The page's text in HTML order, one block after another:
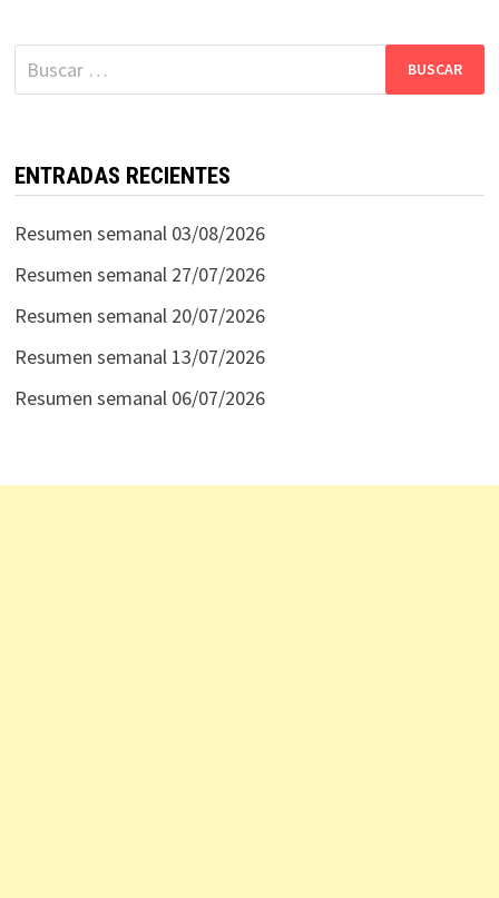
Buscar:
ENTRADAS RECIENTES
Resumen semanal 03/08/2026
Resumen semanal 27/07/2026
Resumen semanal 20/07/2026
Resumen semanal 13/07/2026
Resumen semanal 06/07/2026